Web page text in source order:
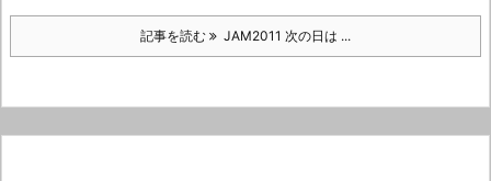
記事を読む JAM2011 次の日は ...